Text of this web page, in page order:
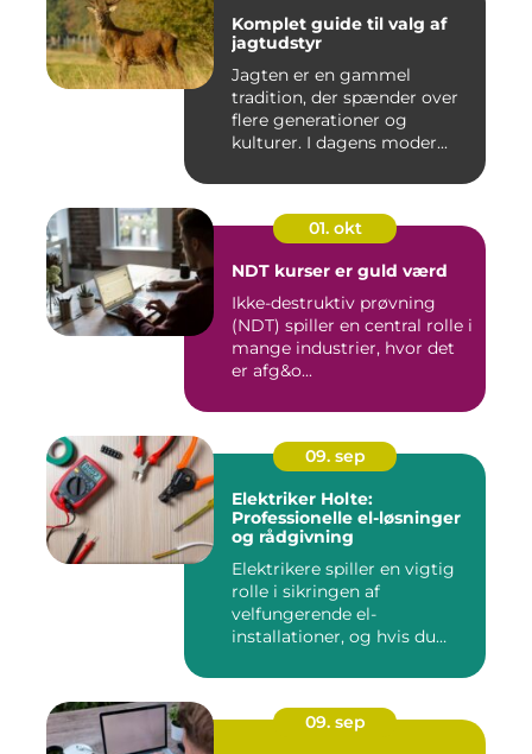
Komplet guide til valg af
jagtudstyr
Jagten er en gammel
tradition, der spænder over
flere generationer og
kulturer. I dagens moder...
01. okt
NDT kurser er guld værd
Ikke-destruktiv prøvning
(NDT) spiller en central rolle i
mange industrier, hvor det
er afg&o...
09. sep
Elektriker Holte:
Professionelle el-løsninger
og rådgivning
Elektrikere spiller en vigtig
rolle i sikringen af
velfungerende el-
installationer, og hvis du
09. sep